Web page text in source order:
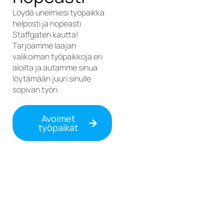
Löydä unelmiesi työpaikka
helposti ja nopeasti
Staffgaten kautta!
Tarjoamme laajan
valikoiman työpaikkoja eri
aloilta ja autamme sinua
löytämään juuri sinulle
sopivan työn.
Avoimet
työpaikat